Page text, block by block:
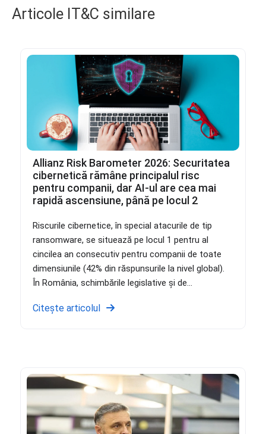
Articole IT&C similare
Allianz Risk Barometer 2026: Securitatea
cibernetică rămâne principalul risc
pentru companii, dar AI-ul are cea mai
rapidă ascensiune, până pe locul 2
Riscurile cibernetice, în special atacurile de tip
ransomware, se situează pe locul 1 pentru al
cincilea an consecutiv pentru companii de toate
dimensiunile (42% din răspunsurile la nivel global).
În România, schimbările legislative și de...
Citește articolul